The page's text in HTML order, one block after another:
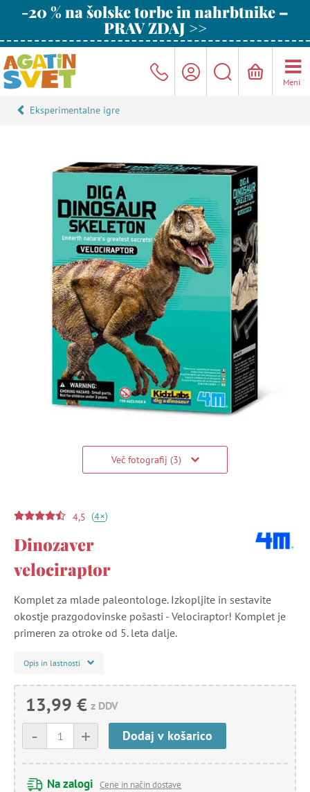
-20 % na šolske torbe in nahrbtnike –
PRAV ZDAJ >>
Meni
Eksperimentalne igre
Več fotografij (3)
4,5 (4+)
Dinozaver
velociraptor
Komplet za mlade paleontologe. Izkopljite in sestavite
okostje prazgodovinske pošasti - Velociraptor! Komplet je
primeren za otroke od 5. leta dalje.
Opis in lastnosti
13,99 € z DDV
+
- Dodaj v košarico
Na zalogi Cene in način dostave